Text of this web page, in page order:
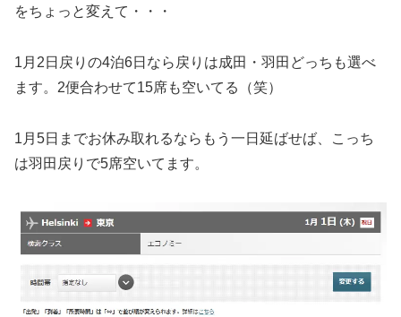
をちょっと変えて・・・
1月2日戻りの4泊6日なら戻りは成田・羽田どっちも選べ
ます。2便合わせて15席も空いてる（笑）
1月5日までお休み取れるならもう一日延ばせば、こっち
は羽田戻りで5席空いてます。